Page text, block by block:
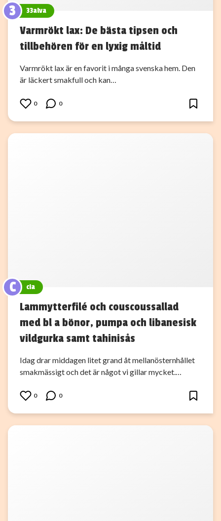
3 33alva
Varmrökt lax: De bästa tipsen och
tillbehören för en lyxig måltid
Varmrökt lax är en favorit i många svenska hem. Den
är läckert smakfull och kan…
0 0
C cia
Lammytterfilé och couscoussallad
med bl a bönor, pumpa och libanesisk
vildgurka samt tahinisås
Idag drar middagen litet grand åt mellanösternhållet
smakmässigt och det är något vi gillar mycket.…
0 0